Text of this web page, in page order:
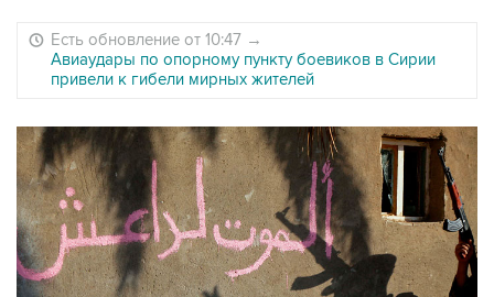
Есть обновление от 10:47 →
Авиаудары по опорному пункту боевиков в Сирии
привели к гибели мирных жителей